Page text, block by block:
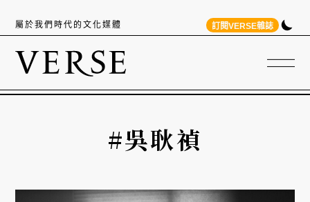
屬於我們時代的文化媒體 訂閱VERSE雜誌
#吳耿禎